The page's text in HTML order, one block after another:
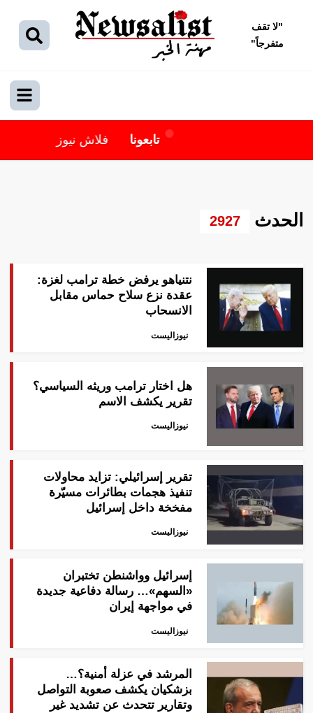
"لا تقف
متفرجاً"
تابعونا فلاش نيوز
الحدث 2927
نتنياهو يرفض خطة ترامب لغزة:
عقدة نزع سلاح حماس مقابل
الانسحاب
نيوزاليست
هل اختار ترامب وريثه السياسي؟
تقرير يكشف الاسم
نيوزاليست
‎تقرير إسرائيلي: تزايد محاولات
تنفيذ هجمات بطائرات مسيّرة
مفخخة داخل إسرائيل
نيوزاليست
إسرائيل وواشنطن تختبران
«السهم»… رسالة دفاعية جديدة
في مواجهة إيران
نيوزاليست
المرشد في عزلة أمنية؟…
بزشكيان يكشف صعوبة التواصل
وتقارير تتحدث عن تشديد غير